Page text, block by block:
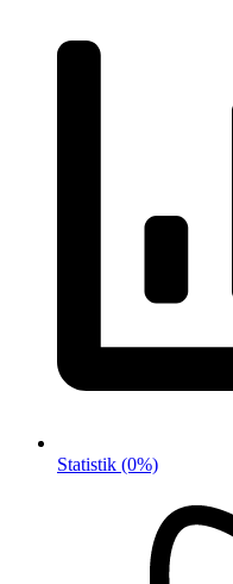
Statistik (0%)